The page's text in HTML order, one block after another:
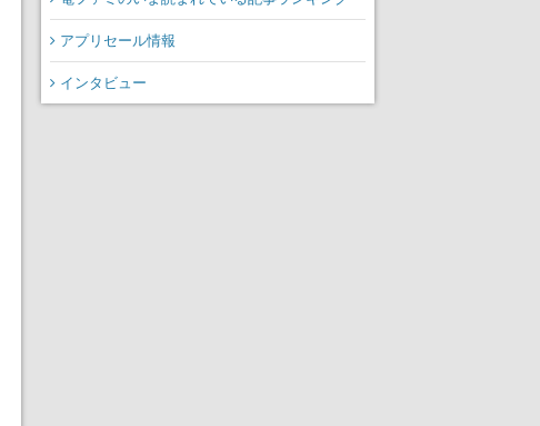
アプリセール情報
インタビュー